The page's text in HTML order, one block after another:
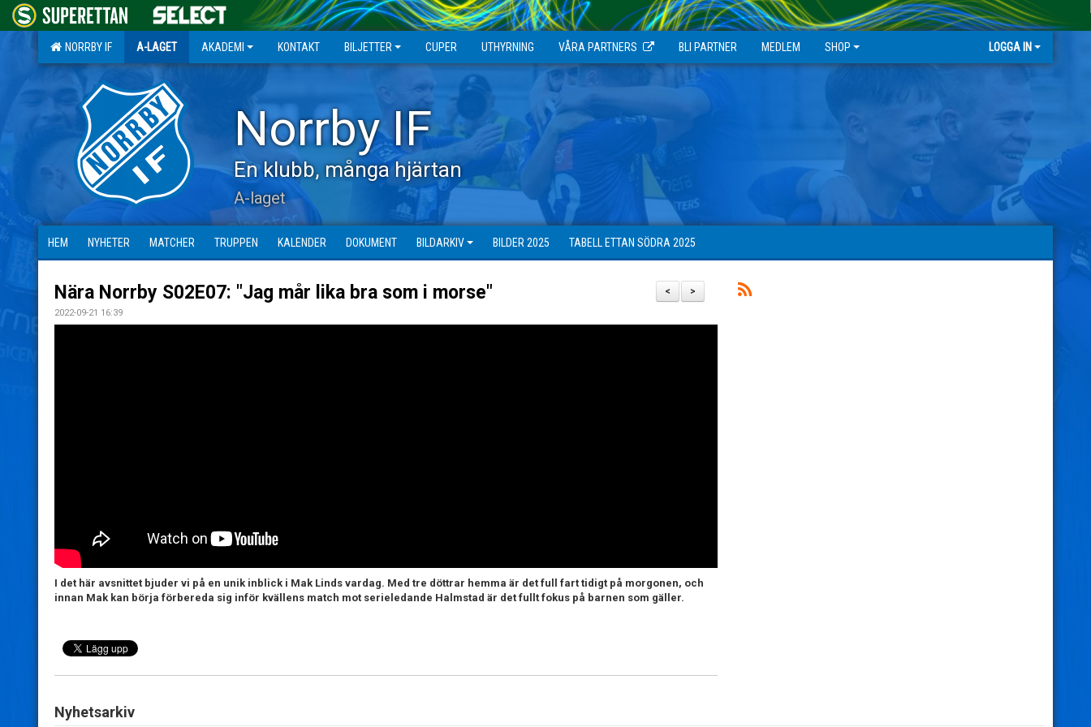
NORRBY IF A-LAGET AKADEMI KONTAKT BILJETTER CUPER UTHYRNING VÅRA PARTNERS BLI PARTNER MEDLEM SHOP LOGGA IN
Norrby IF
En klubb, många hjärtan
A-laget
HEM NYHETER MATCHER TRUPPEN KALENDER DOKUMENT BILDARKIV BILDER 2025 TABELL ETTAN SÖDRA 2025
>
<
Nära Norrby S02E07: "Jag mår lika bra som i morse"
2022-09-21 16:39
I det här avsnittet bjuder vi på en unik inblick i Mak Linds vardag. Med tre döttrar hemma är det full fart tidigt på morgonen, och
innan Mak kan börja förbereda sig inför kvällens match mot serieledande Halmstad är det fullt fokus på barnen som gäller.
Nyhetsarkiv